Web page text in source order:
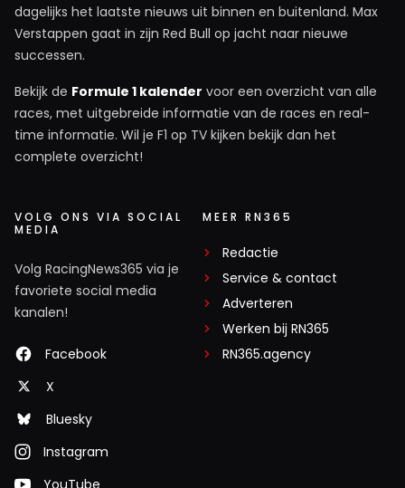
dagelijks het laatste nieuws uit binnen en buitenland. Max
Verstappen gaat in zijn Red Bull op jacht naar nieuwe
successen.
Bekijk de Formule 1 kalender voor een overzicht van alle
races, met uitgebreide informatie van de races en real-
time informatie. Wil je F1 op TV kijken bekijk dan het
complete overzicht!
VOLG ONS VIA SOCIAL
MEDIA
Volg RacingNews365 via je
favoriete social media
kanalen!
Facebook
X
Bluesky
Instagram
YouTube
MEER RN365
Redactie
Service & contact
Adverteren
Werken bij RN365
RN365.agency